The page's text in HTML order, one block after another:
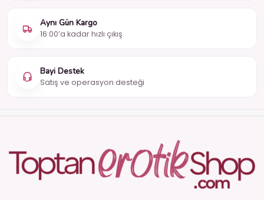
Aynı Gün Kargo
16:00’a kadar hızlı çıkış
Bayi Destek
Satış ve operasyon desteği